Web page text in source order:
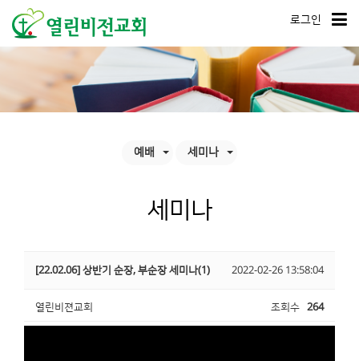
로그인
예배 세미나
세미나
[22.02.06] 상반기 순장, 부순장 세미나(1) 2022-02-26 13:58:04
열린비젼교회 조회수 264